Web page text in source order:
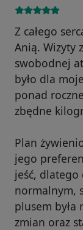
Z całego
Anią. Wizyty
swobodnej
było dla
ponad
zbędne
Plan
jego
jeść, dlatego
normalnym,
plusem
zmian oraz